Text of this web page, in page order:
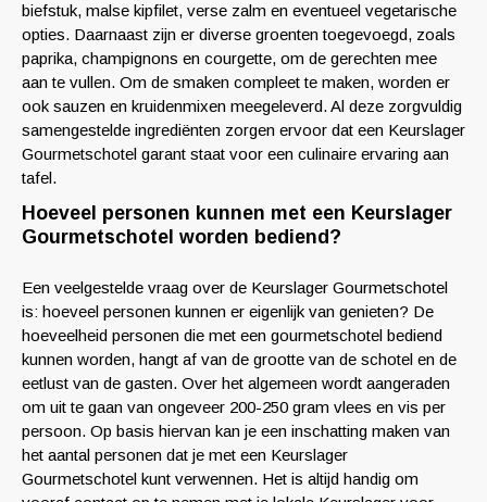
biefstuk, malse kipfilet, verse zalm en eventueel vegetarische
opties. Daarnaast zijn er diverse groenten toegevoegd, zoals
paprika, champignons en courgette, om de gerechten mee
aan te vullen. Om de smaken compleet te maken, worden er
ook sauzen en kruidenmixen meegeleverd. Al deze zorgvuldig
samengestelde ingrediënten zorgen ervoor dat een Keurslager
Gourmetschotel garant staat voor een culinaire ervaring aan
tafel.
Hoeveel personen kunnen met een Keurslager
Gourmetschotel worden bediend?
Een veelgestelde vraag over de Keurslager Gourmetschotel
is: hoeveel personen kunnen er eigenlijk van genieten? De
hoeveelheid personen die met een gourmetschotel bediend
kunnen worden, hangt af van de grootte van de schotel en de
eetlust van de gasten. Over het algemeen wordt aangeraden
om uit te gaan van ongeveer 200-250 gram vlees en vis per
persoon. Op basis hiervan kan je een inschatting maken van
het aantal personen dat je met een Keurslager
Gourmetschotel kunt verwennen. Het is altijd handig om